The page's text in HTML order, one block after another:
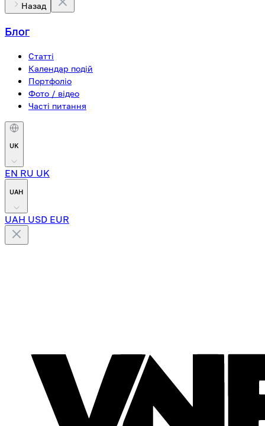
Назад
Блог
Статті
Календар подій
Портфоліо
Фото / відео
Часті питання
UK
EN RU UK
UAH
UAH USD EUR